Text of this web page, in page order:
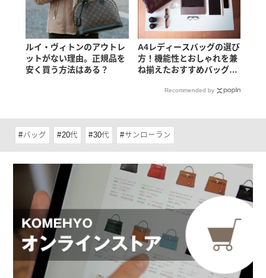
ルイ・ヴィトンのアウトレ
ットがない理由。正規品を
安く買う方法はある？
A4レディースバッグの選び
方！機能性とおしゃれを兼
ね揃えたおすすめバッグ
Recommended by
バッグ 20代 30代 サンローラン